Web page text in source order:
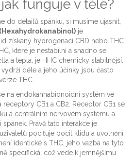
funguje v těle?
do detailů spánku, si musíme ujasnit,
(Hexahydrokanabinol) je
získaný hydrogenací CBD nebo THC
které je nestabilní a snadno se
a tepla, je HHC chemicky stabilnější.
déle a jeho účinky jsou často
THC.
na endokannabionoidní systém ve
CB1 a CB2. Receptor CB1 se
a centrálním nervovém systému a
Právě tato interakce je
pociťuje pocit klidu a uvolnění.
identické s THC, jeho vazba na tyto
specifická, což vede k jemnějšímu